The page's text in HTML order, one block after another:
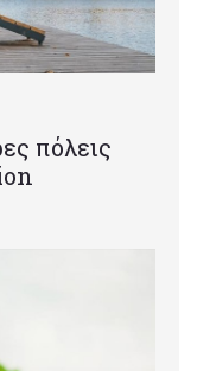
πόλεις